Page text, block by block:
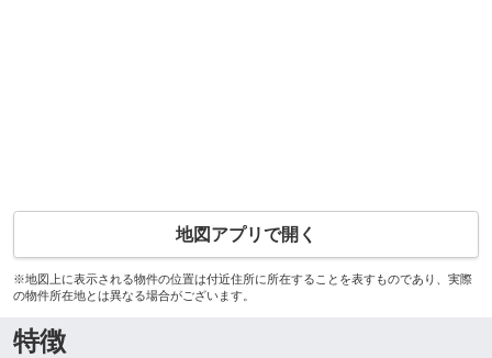
地図アプリで開く
※地図上に表示される物件の位置は付近住所に所在することを表すものであり、実際
の物件所在地とは異なる場合がございます。
特徴